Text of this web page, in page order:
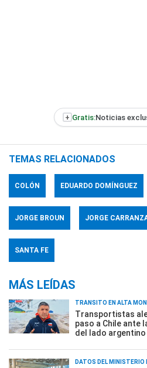
+ Gratis:Noticias
TEMAS RELACIONADOS
COLÓN EDUARDO DOMÍNGUEZ
JORGE BROUN JORGE
SANTA FE
MÁS LEÍDAS
TRÁNSITO EN ALTA
Transportistas
paso a Chile ante
del lado argentino
DATOS DEL MINISTERIO